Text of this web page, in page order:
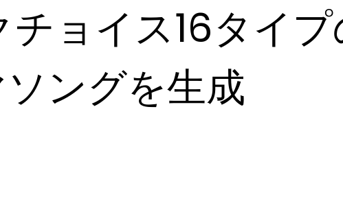
ョイス16タイ
ングを生成